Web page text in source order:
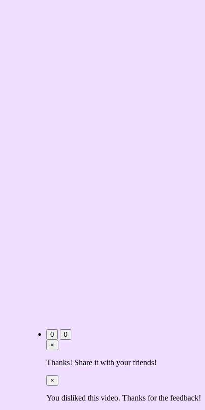
0
0
×
Thanks! Share it with your friends!
×
You disliked this video. Thanks for the feedback!